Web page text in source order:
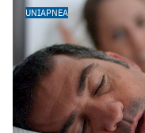
UNIAPNEA